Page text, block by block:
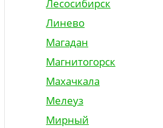
Лесосибирск
Линево
Магадан
Магнитогорск
Махачкала
Мелеуз
Мирный